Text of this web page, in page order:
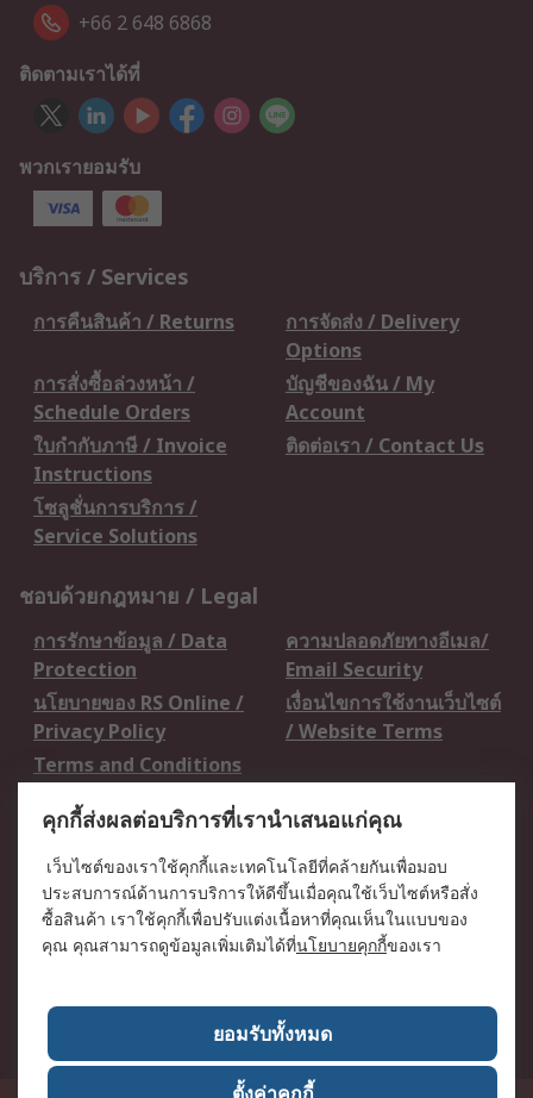
+66 2 648 6868
ติดตามเราได้ที่
พวกเรายอมรับ
บริการ / Services
การคืนสินค้า / Returns
การจัดส่ง / Delivery
Options
การสั่งซื้อล่วงหน้า /
Schedule Orders
บัญชีของฉัน / My
Account
ใบกำกับภาษี / Invoice
Instructions
ติดต่อเรา / Contact Us
โซลูชั่นการบริการ /
Service Solutions
ชอบด้วยกฎหมาย / Legal
การรักษาข้อมูล / Data
Protection
ความปลอดภัยทางอีเมล/
Email Security
นโยบายของ RS Online /
Privacy Policy
เงื่อนไขการใช้งานเว็บไซต์
/ Website Terms
Terms and Conditions
เกี่ยวกับ RS / About RS
RS ทั่วโลก / RS
Worldwide
ข่าวประชาสัมพันธ์ / Press
Centre
บริษัทในเครือ RS /
วิธีการชำระเงิน /
เกี่ยวกับ RS / About RS
อาชีพที่ RS / Careers
คุกกี้ส่งผลต่อบริการที่เรานำเสนอแก่คุณ
เว็บไซต์ของเราใช้คุกกี้และเทคโนโลยีที่คล้ายกันเพื่อมอบ
ประสบการณ์ด้านการบริการให้ดีขึ้นเมื่อคุณใช้เว็บไซต์หรือสั่ง
ซื้อสินค้า เราใช้คุกกี้เพื่อปรับแต่งเนื้อหาที่คุณเห็นในแบบของ
คุณ คุณสามารถดูข้อมูลเพิ่มเติมได้ที่นโยบายคุกกี้ของเรา
ยอมรับทั้งหมด